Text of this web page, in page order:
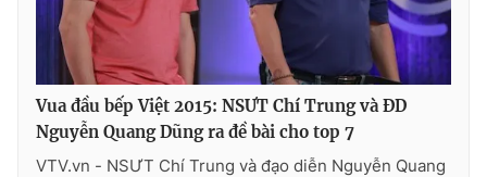
® Cấm sao chép dưới mọi hình thức nếu không có sự chấp
thuận bằng văn bản. Ghi rõ nguồn VTV.vn khi phát hành lại
thông tin từ website này.
Vua đầu bếp Việt 2015: NSƯT Chí Trung và ĐD
Nguyễn Quang Dũng ra đề bài cho top 7
VTV.vn - NSƯT Chí Trung và đạo diễn Nguyễn Quang